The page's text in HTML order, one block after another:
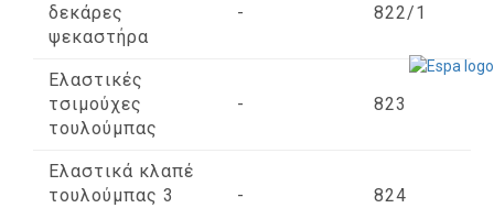
δεκάρες
ψεκαστήρα
- 822/1
Ελαστικές
τσιμούχες
τουλούμπας
- 823
Ελαστικά κλαπέ
τουλούμπας 3
- 824